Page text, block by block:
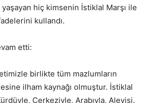
hiç kimsenin İstiklal Marşı ile
kullandı.
etti:
birlikte tüm mazlumların
ilham kaynağı olmuştur. İstiklal
Çerkeziyle, Arabıyla, Alevisi,